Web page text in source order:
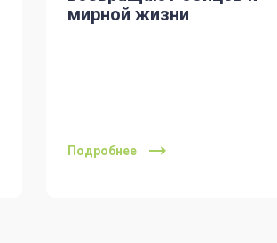
мирной жизни
Подробнее